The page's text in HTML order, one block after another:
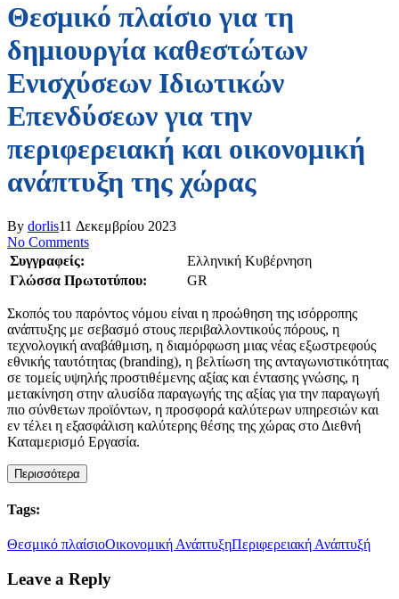
Θεσμικό πλαίσιο για τη
δημιουργία καθεστώτων
Ενισχύσεων Ιδιωτικών
Επενδύσεων για την
περιφερειακή και οικονομική
ανάπτυξη της χώρας
By dorlis11 Δεκεμβρίου 2023
No Comments
Συγγραφείς:
Ελληνική Κυβέρνηση
Γλώσσα Πρωτοτύπου:
GR
Σκοπός του παρόντος νόμου είναι η προώθηση της ισόρροπης
ανάπτυξης με σεβασμό στους περιβαλλοντικούς πόρους, η
τεχνολογική αναβάθμιση, η διαμόρφωση μιας νέας εξωστρεφούς
εθνικής ταυτότητας (branding), η βελτίωση της ανταγωνιστικότητας
σε τομείς υψηλής προστιθέμενης αξίας και έντασης γνώσης, η
μετακίνηση στην αλυσίδα παραγωγής της αξίας για την παραγωγή
πιο σύνθετων προϊόντων, η προσφορά καλύτερων υπηρεσιών και
εν τέλει η εξασφάλιση καλύτερης θέσης της χώρας στο Διεθνή
Καταμερισμό Εργασία.
Περισσότερα
Tags:
Θεσμικό πλαίσιοΟικονομική ΑνάπτυξηΠεριφερειακή Ανάπτυξή
Leave a Reply